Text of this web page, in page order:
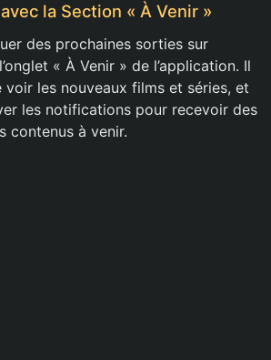
la Section « À Venir »
des prochaines sorties sur
« À Venir » de l’application. Il
les nouveaux films et séries, et
les notifications pour recevoir des
contenus à venir.